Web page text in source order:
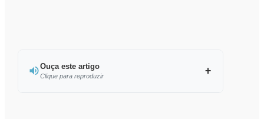
Ouça este artigo
Clique para reproduzir